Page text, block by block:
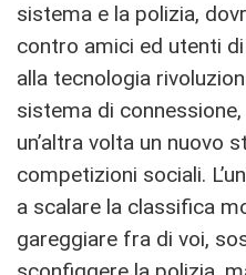
sistema e la polizia,
contro amici ed utenti
alla tecnologia
sistema di
un’altra volta un nuovo
competizioni sociali.
a scalare la classifica
gareggiare fra di voi,